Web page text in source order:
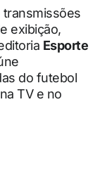
exibição,
Esporte
do futebol
TV e no